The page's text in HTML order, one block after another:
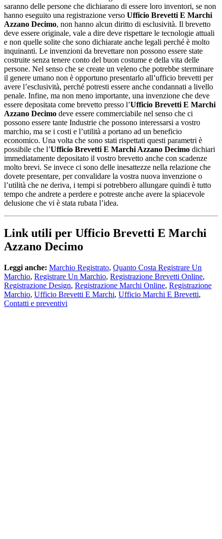
saranno delle persone che dichiarano di essere loro inventori, se non
hanno eseguito una registrazione verso Ufficio Brevetti E Marchi
Azzano Decimo, non hanno alcun diritto di esclusività. Il brevetto
deve essere originale, vale a dire deve rispettare le tecnologie attuali
e non quelle solite che sono dichiarate anche legali perché è molto
inquinanti. Le invenzioni da brevettare non possono essere state
costruite senza tenere conto del buon costume e della vita delle
persone. Nel senso che se create un veleno che potrebbe sterminare
il genere umano non è opportuno presentarlo all’ufficio brevetti per
avere l’esclusività, perché potresti essere anche condannati a livello
penale. Infine, ma non meno importante, una invenzione che deve
essere depositata come brevetto presso l’Ufficio Brevetti E Marchi
Azzano Decimo deve essere commerciabile nel senso che ci
possono essere tante Industrie che possono interessarsi a vostro
marchio, ma se i costi e l’utilità a portano ad un beneficio
economico. Una volta che sono stati rispettati questi parametri è
possibile che l’Ufficio Brevetti E Marchi Azzano Decimo dichiari
immediatamente depositato il vostro brevetto anche con scadenze
molto brevi. Se invece ci sono delle inesattezze nella relazione che
dovete presentare, per convalidare la vostra nuova invenzione o
l’utilità che ne deriva, i tempi si potrebbero allungare quindi è tutto
tempo che andrete a perdere e potreste anche avere la spiacevole
delusione che vi è stata rubata l’idea.
Link utili per Ufficio Brevetti E Marchi
Azzano Decimo
Leggi anche: Marchio Registrato, Quanto Costa Registrare Un
Marchio, Registrare Un Marchio, Registrazione Brevetti Online,
Registrazione Design, Registrazione Marchi Online, Registrazione
Marchio, Ufficio Brevetti E Marchi, Ufficio Marchi E Brevetti,
Contatti e preventivi